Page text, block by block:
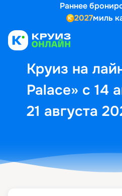
Раннее
2027миль
Круиз на
Palace» с 14
21 августа
Выбор